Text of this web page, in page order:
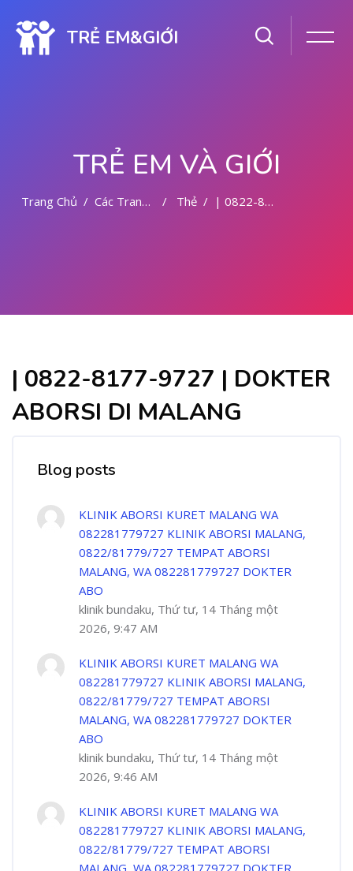
TRẺ EM&GIỚI
TRẺ EM VÀ GIỚI
Trang Chủ Các Trang Của Hệ Thống Thẻ | 0822-8177-9727 | DOKTER ABORSI DI MALANG
| 0822-8177-9727 | DOKTER
ABORSI DI MALANG
Blog posts
KLINIK ABORSI KURET MALANG WA
082281779727 KLINIK ABORSI MALANG,
0822/81779/727 TEMPAT ABORSI
MALANG, WA 082281779727 DOKTER
ABO
klinik bundaku, Thứ tư, 14 Tháng một
2026, 9:47 AM
KLINIK ABORSI KURET MALANG WA
082281779727 KLINIK ABORSI MALANG,
0822/81779/727 TEMPAT ABORSI
MALANG, WA 082281779727 DOKTER
ABO
klinik bundaku, Thứ tư, 14 Tháng một
2026, 9:46 AM
KLINIK ABORSI KURET MALANG WA
082281779727 KLINIK ABORSI MALANG,
0822/81779/727 TEMPAT ABORSI
MALANG, WA 082281779727 DOKTER